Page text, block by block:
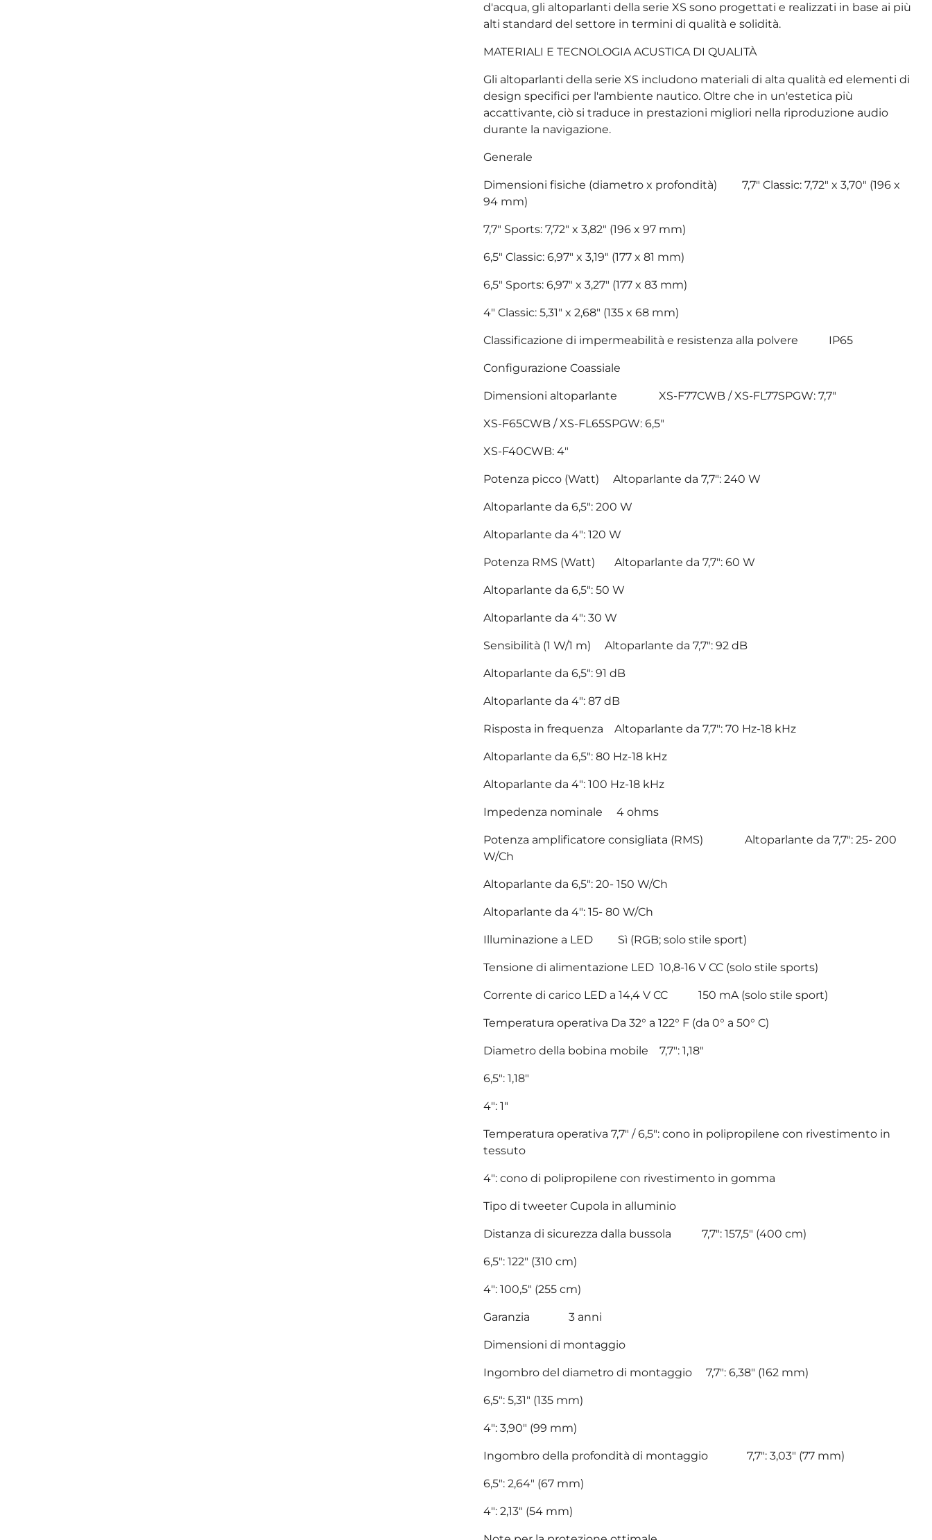
d'acqua, gli altoparlanti della serie XS sono progettati e realizzati in base ai più
alti standard del settore in termini di qualità e solidità.
MATERIALI E TECNOLOGIA ACUSTICA DI QUALITÀ
Gli altoparlanti della serie XS includono materiali di alta qualità ed elementi di
design specifici per l'ambiente nautico. Oltre che in un'estetica più
accattivante, ciò si traduce in prestazioni migliori nella riproduzione audio
durante la navigazione.
Generale
Dimensioni fisiche (diametro x profondità) 7,7" Classic: 7,72" x 3,70" (196 x
94 mm)
7,7" Sports: 7,72" x 3,82" (196 x 97 mm)
6,5" Classic: 6,97" x 3,19" (177 x 81 mm)
6,5" Sports: 6,97" x 3,27" (177 x 83 mm)
4" Classic: 5,31" x 2,68" (135 x 68 mm)
Classificazione di impermeabilità e resistenza alla polvere IP65
Configurazione Coassiale
Dimensioni altoparlante XS-F77CWB / XS-FL77SPGW: 7,7"
XS-F65CWB / XS-FL65SPGW: 6,5"
XS-F40CWB: 4"
Potenza picco (Watt) Altoparlante da 7,7": 240 W
Altoparlante da 6,5": 200 W
Altoparlante da 4": 120 W
Potenza RMS (Watt) Altoparlante da 7,7": 60 W
Altoparlante da 6,5": 50 W
Altoparlante da 4": 30 W
Sensibilità (1 W/1 m) Altoparlante da 7,7": 92 dB
Altoparlante da 6,5": 91 dB
Altoparlante da 4": 87 dB
Risposta in frequenza Altoparlante da 7,7": 70 Hz-18 kHz
Altoparlante da 6,5": 80 Hz-18 kHz
Altoparlante da 4": 100 Hz-18 kHz
Impedenza nominale 4 ohms
Potenza amplificatore consigliata (RMS) Altoparlante da 7,7": 25- 200
W/Ch
Altoparlante da 6,5": 20- 150 W/Ch
Altoparlante da 4": 15- 80 W/Ch
Illuminazione a LED Sì (RGB; solo stile sport)
Tensione di alimentazione LED 10,8-16 V CC (solo stile sports)
Corrente di carico LED a 14,4 V CC 150 mA (solo stile sport)
Temperatura operativa Da 32° a 122° F (da 0° a 50° C)
Diametro della bobina mobile 7,7": 1,18"
6,5": 1,18"
4": 1"
Temperatura operativa 7,7" / 6,5": cono in polipropilene con rivestimento in
tessuto
4": cono di polipropilene con rivestimento in gomma
Tipo di tweeter Cupola in alluminio
Distanza di sicurezza dalla bussola 7,7": 157,5" (400 cm)
6,5": 122" (310 cm)
4": 100,5" (255 cm)
Garanzia 3 anni
Dimensioni di montaggio
Ingombro del diametro di montaggio 7,7": 6,38" (162 mm)
6,5": 5,31" (135 mm)
4": 3,90" (99 mm)
Ingombro della profondità di montaggio 7,7": 3,03" (77 mm)
6,5": 2,64" (67 mm)
4": 2,13" (54 mm)